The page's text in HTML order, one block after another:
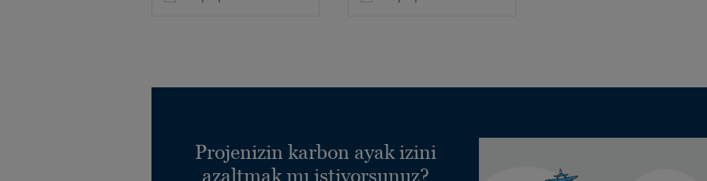
Projenizin karbon ayak izini
azaltmak mı istiyorsunuz?